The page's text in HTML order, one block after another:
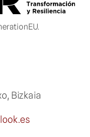
Bizkaia